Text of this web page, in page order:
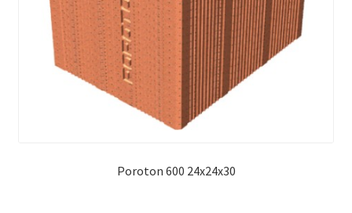
Poroton 600 24x24x30